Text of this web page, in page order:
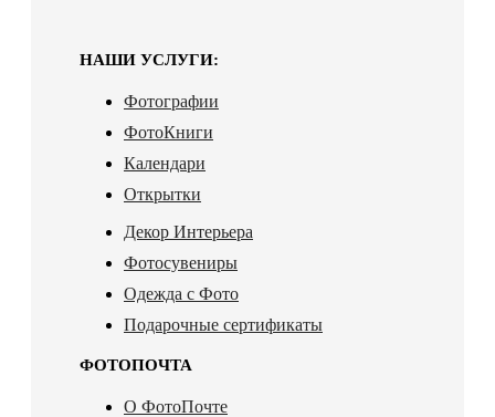
НАШИ УСЛУГИ:
Фотографии
ФотоКниги
Календари
Открытки
Декор Интерьера
Фотосувениры
Одежда с Фото
Подарочные сертификаты
ФОТОПОЧТА
О ФотоПочте